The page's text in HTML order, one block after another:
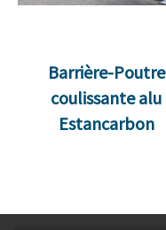
Barrière-Poutre
coulissante alu
Estancarbon